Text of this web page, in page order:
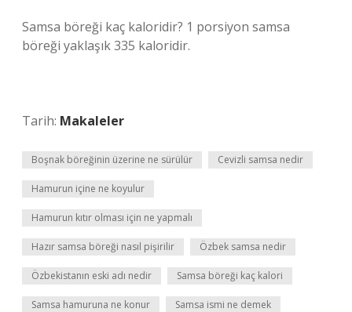
Samsa böreği kaç kaloridir? 1 porsiyon samsa
böreği yaklaşık 335 kaloridir.
Tarih: Makaleler
Boşnak böreğinin üzerine ne sürülür Cevizli samsa nedir
Hamurun içine ne koyulur
Hamurun kıtır olması için ne yapmalı
Hazır samsa böreği nasıl pişirilir Özbek samsa nedir
Özbekistanın eski adı nedir Samsa böreği kaç kalori
Samsa hamuruna ne konur Samsa ismi ne demek